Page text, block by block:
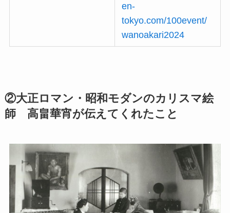
en-
tokyo.com/100event/
wanoakari2024
②大正ロマン・昭和モダンのカリスマ絵
師 高畠華宵が伝えてくれたこと